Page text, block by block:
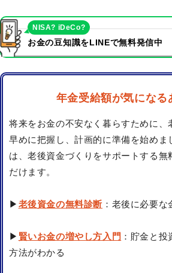
お金の豆知識をLINEで無料発信中
NISA? iDeCo?
年金受給額が気になる
将来をお金の不安なく暮らすために、
早めに把握し、計画的に準備を始めま
は、老後資金づくりをサポートする無
だけます。
▶ 老後資金の無料診断 ：老後に必要
▶ 賢いお金の増やし方入門 ：貯金と
方法がわかる